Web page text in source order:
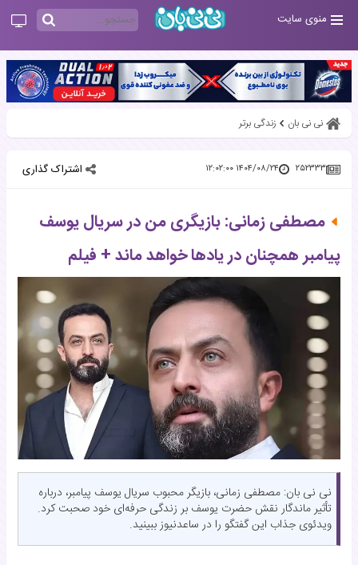
منوی سایت
نی نی بان زندگی برتر
۲۵۲۳۳۳ ۱۴۰۴/۰۸/۲۴ ۱۲:۰۲:۰۰ اشتراک گذاری
مصطفی زمانی: بازیگری من در سریال یوسف
پیامبر همچنان در یادها خواهد ماند + فیلم
نی نی بان: مصطفی زمانی، بازیگر محبوب سریال یوسف پیامبر، درباره
تأثیر ماندگار نقش حضرت یوسف بر زندگی حرفه‌ای خود صحبت کرد.
ویدئوی جذاب این گفتگو را در ساعدنیوز ببینید.